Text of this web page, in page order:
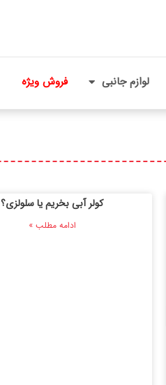
لوازم جانبی فروش ویژه
کولر آبی بخریم یا سلولزی؟
ادامه مطلب »